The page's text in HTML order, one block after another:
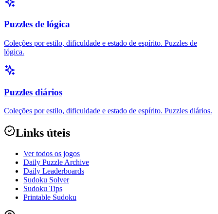
Puzzles de lógica
Coleções por estilo, dificuldade e estado de espírito. Puzzles de
lógica.
Puzzles diários
Coleções por estilo, dificuldade e estado de espírito. Puzzles diários.
Links úteis
Ver todos os jogos
Daily Puzzle Archive
Daily Leaderboards
Sudoku Solver
Sudoku Tips
Printable Sudoku